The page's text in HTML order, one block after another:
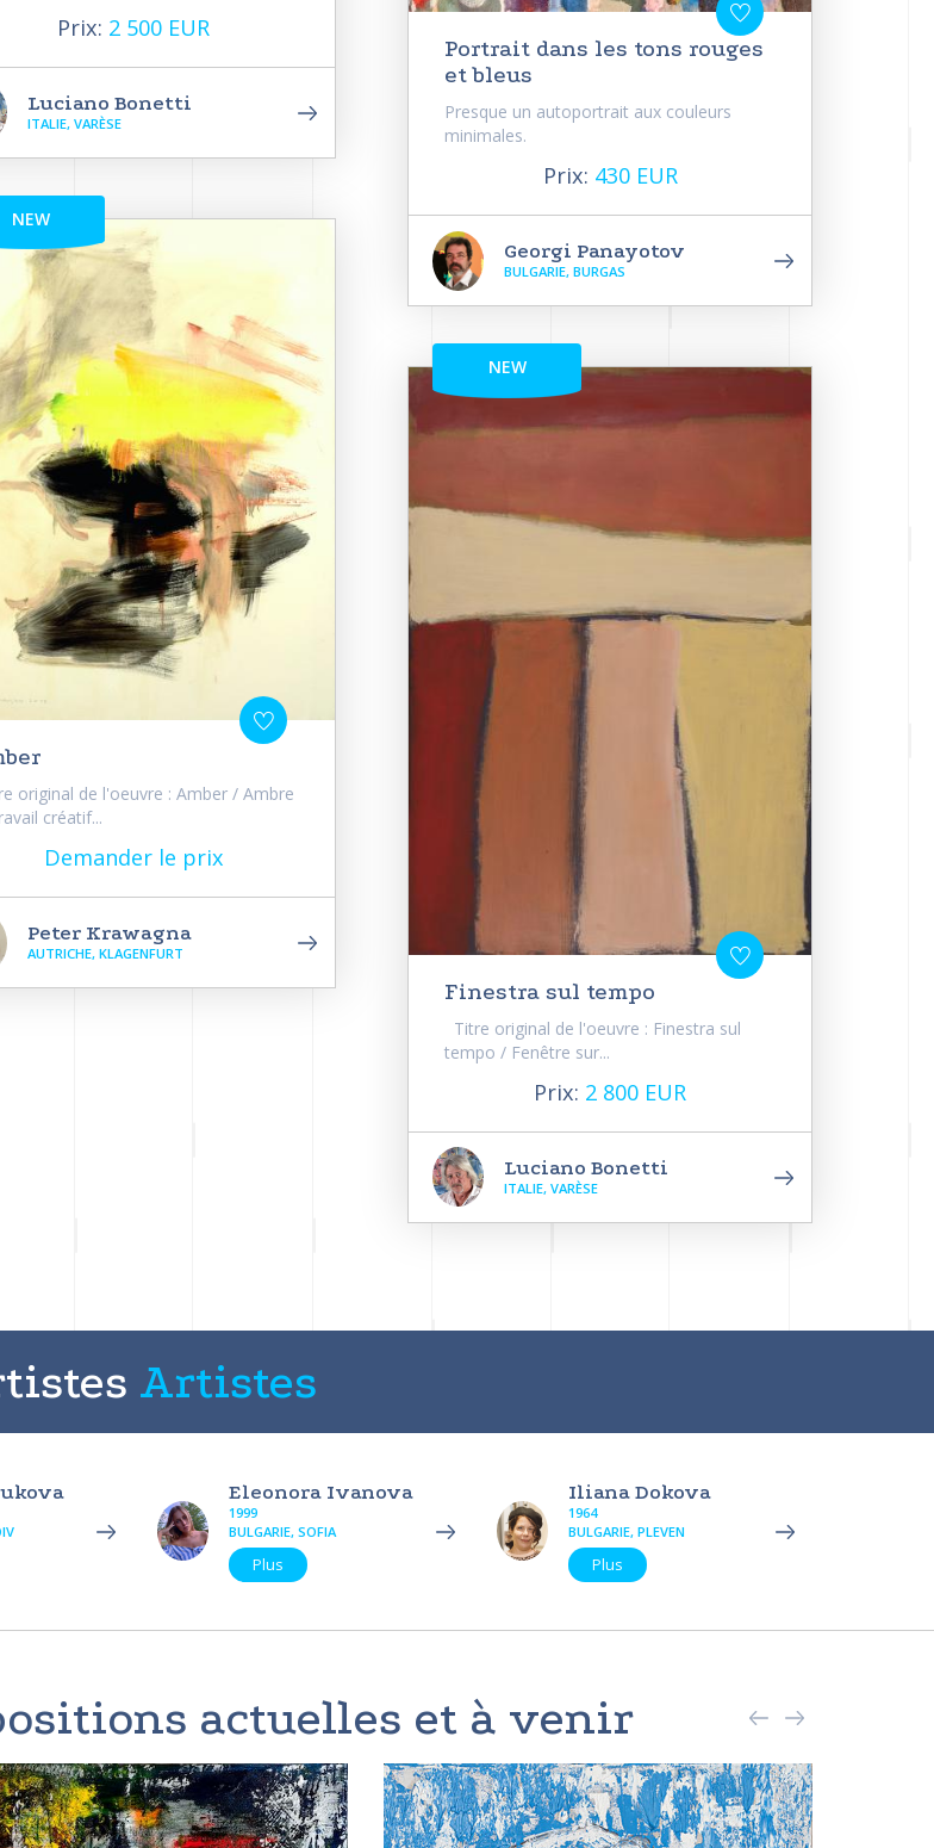
Prix: 2 500 EUR
Luciano Bonetti
ITALIE, VARÈSE
NEW
original de l'oeuvre : Amber / Ambre
créatif...
Demander le prix
Peter Krawagna
AUTRICHE, KLAGENFURT
Portrait dans les tons rouges
et bleus
Presque un autoportrait aux couleurs
minimales.
Prix: 430 EUR
Georgi Panayotov
BULGARIE, BURGAS
NEW
Finestra sul tempo
Titre original de l'oeuvre : Finestra sul
tempo / Fenêtre sur...
Prix: 2 800 EUR
Luciano Bonetti
ITALIE, VARÈSE
Artistes
Eleonora Ivanova
1999
BULGARIE, SOFIA
Plus
Iliana Dokova
1964
BULGARIE, PLEVEN
Plus
actuelles et à venir